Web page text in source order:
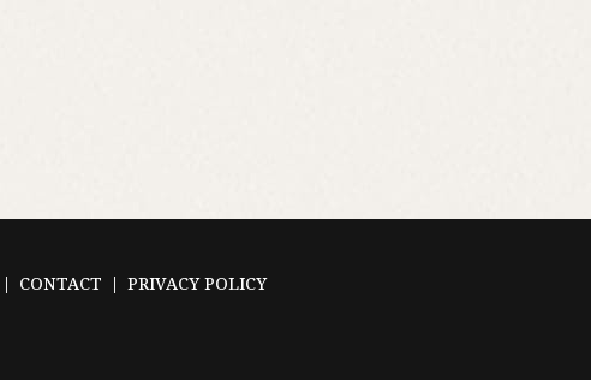
CONTACT PRIVACY POLICY